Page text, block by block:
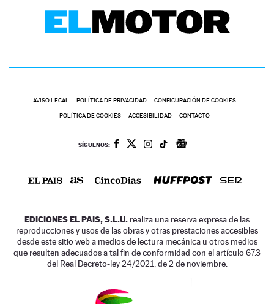
AVISO LEGAL POLÍTICA DE PRIVACIDAD CONFIGURACIÓN DE COOKIES
POLÍTICA DE COOKIES ACCESIBILIDAD CONTACTO
SÍGUENOS:
EDICIONES EL PAIS, S.L.U. realiza una reserva expresa de las
reproducciones y usos de las obras y otras prestaciones accesibles
desde este sitio web a medios de lectura mecánica u otros medios
que resulten adecuados a tal fin de conformidad con el artículo 67.3
del Real Decreto-ley 24/2021, de 2 de noviembre.